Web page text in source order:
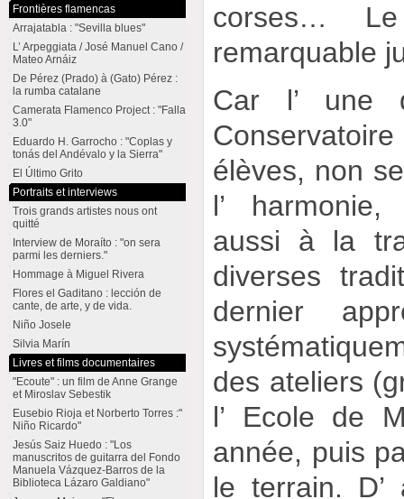
corses…
remarquable
Car l’ une
élèves, non
l’
aussi à la
diverses
dernier
des ateliers
l’ Ecole de
année, puis
le terrain. D’
Frontières flamencas
Arrajatabla : "Sevilla blues"
L’ Arpeggiata / José Manuel Cano /
Mateo Arnáiz
De Pérez (Prado) à (Gato) Pérez :
la rumba catalane
Camerata Flamenco Project : "Falla
3.0"
Eduardo H. Garrocho : "Coplas y
tonás del Andévalo y la Sierra"
El Último Grito
Portraits et interviews
Trois grands artistes nous ont
quitté
Interview de Moraíto : "on sera
parmi les derniers."
Hommage à Miguel Rivera
Flores el Gaditano : lección de
cante, de arte, y de vida.
Niño Josele
Silvia Marín
Livres et films documentaires
"Ecoute" : un film de Anne Grange
et Miroslav Sebestik
Eusebio Rioja et Norberto Torres :"
Niño Ricardo"
Jesús Saiz Huedo : "Los
manuscritos de guitarra del Fondo
Manuela Vázquez-Barros de la
Biblioteca Lázaro Galdiano"